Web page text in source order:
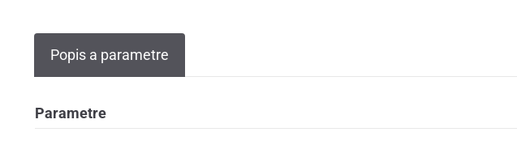
Popis a parametre
Parametre